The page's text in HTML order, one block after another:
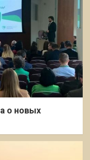
о новых